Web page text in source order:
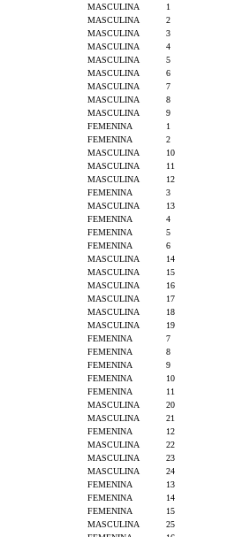
MASCULINA 1
MASCULINA 2
MASCULINA 3
MASCULINA 4
MASCULINA 5
MASCULINA 6
MASCULINA 7
MASCULINA 8
MASCULINA 9
FEMENINA 1
FEMENINA 2
MASCULINA 10
MASCULINA 11
MASCULINA 12
FEMENINA 3
MASCULINA 13
FEMENINA 4
FEMENINA 5
FEMENINA 6
MASCULINA 14
MASCULINA 15
MASCULINA 16
MASCULINA 17
MASCULINA 18
MASCULINA 19
FEMENINA 7
FEMENINA 8
FEMENINA 9
FEMENINA 10
FEMENINA 11
MASCULINA 20
MASCULINA 21
FEMENINA 12
MASCULINA 22
MASCULINA 23
MASCULINA 24
FEMENINA 13
FEMENINA 14
FEMENINA 15
MASCULINA 25